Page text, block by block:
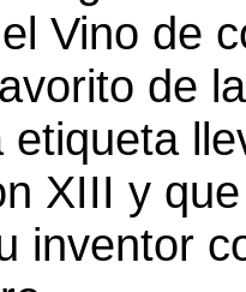
Vino de
de
XIII y
inventor